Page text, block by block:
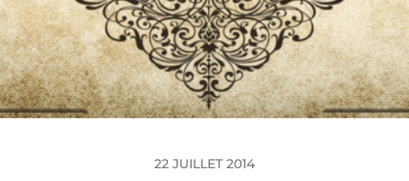
22 JUILLET 2014